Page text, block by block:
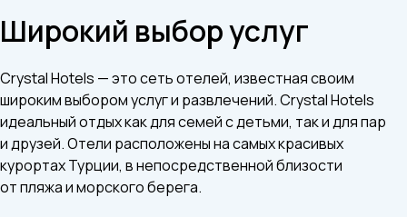
Широкий выбор услуг
Crystal Hotels — это сеть отелей, известная своим
широким выбором услуг и развлечений. Crystal Hotels
идеальный отдых как для семей с детьми, так и для пар
и друзей. Отели расположены на самых красивых
курортах Турции, в непосредственной близости
от пляжа и морского берега.